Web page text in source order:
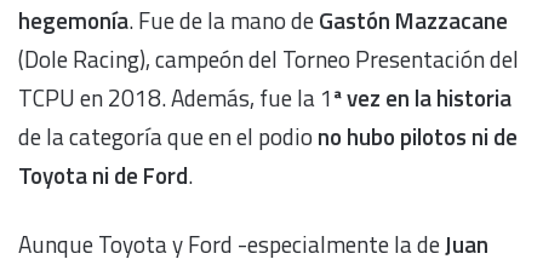
hegemonía. Fue de la mano deGastón Mazzacane
(Dole Racing), campeón del Torneo Presentación del
TCPU en 2018. Además, fue la 1ª vez en la historia
de la categoría que en el podio no hubo pilotos ni de
Toyota ni de Ford.
Aunque Toyota y Ford -especialmente la deJuan